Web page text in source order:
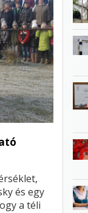
és egy
a téli